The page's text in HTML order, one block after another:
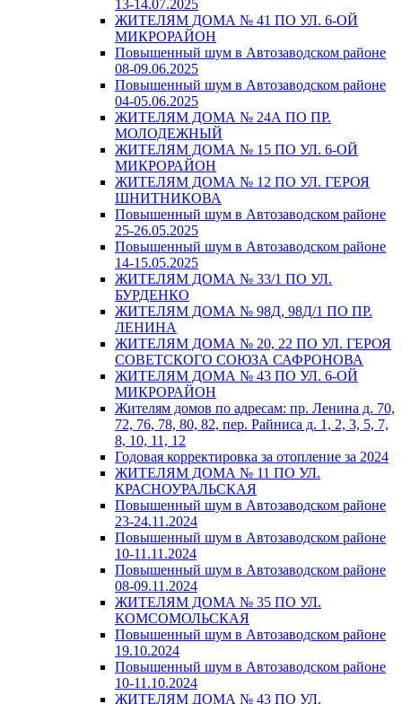
13-14.07.2025
ЖИТЕЛЯМ ДОМА № 41 ПО УЛ. 6-ОЙ
МИКРОРАЙОН
Повышенный шум в Автозаводском районе
08-09.06.2025
Повышенный шум в Автозаводском районе
04-05.06.2025
ЖИТЕЛЯМ ДОМА № 24А ПО ПР.
МОЛОДЕЖНЫЙ
ЖИТЕЛЯМ ДОМА № 15 ПО УЛ. 6-ОЙ
МИКРОРАЙОН
ЖИТЕЛЯМ ДОМА № 12 ПО УЛ. ГЕРОЯ
ШНИТНИКОВА
Повышенный шум в Автозаводском районе
25-26.05.2025
Повышенный шум в Автозаводском районе
14-15.05.2025
ЖИТЕЛЯМ ДОМА № 33/1 ПО УЛ.
БУРДЕНКО
ЖИТЕЛЯМ ДОМА № 98Д, 98Д/1 ПО ПР.
ЛЕНИНА
ЖИТЕЛЯМ ДОМА № 20, 22 ПО УЛ. ГЕРОЯ
СОВЕТСКОГО СОЮЗА САФРОНОВА
ЖИТЕЛЯМ ДОМА № 43 ПО УЛ. 6-ОЙ
МИКРОРАЙОН
Жителям домов по адресам: пр. Ленина д. 70,
72, 76, 78, 80, 82, пер. Райниса д. 1, 2, 3, 5, 7,
8, 10, 11, 12
Годовая корректировка за отопление за 2024
ЖИТЕЛЯМ ДОМА № 11 ПО УЛ.
КРАСНОУРАЛЬСКАЯ
Повышенный шум в Автозаводском районе
23-24.11.2024
Повышенный шум в Автозаводском районе
10-11.11.2024
Повышенный шум в Автозаводском районе
08-09.11.2024
ЖИТЕЛЯМ ДОМА № 35 ПО УЛ.
КОМСОМОЛЬСКАЯ
Повышенный шум в Автозаводском районе
19.10.2024
Повышенный шум в Автозаводском районе
10-11.10.2024
ЖИТЕЛЯМ ДОМА № 43 ПО УЛ.